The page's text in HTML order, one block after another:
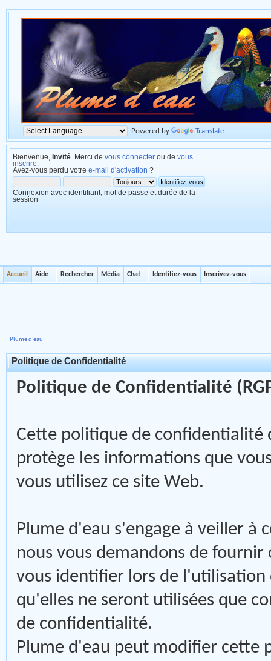
Powered by Translate
Bienvenue, Invité . Merci de vous connecter ou de vous
inscrire
Avez-vous perdu votre e-mail d'activation ?
Connexion avec identifiant, mot de passe et durée de la
session
Accueil Aide Rechercher Média Chat Identifiez-vous Inscrivez-vous
Plume d'eau
Politique de Confidentialité
Politique de Confidentialité
Cette politique de
protège les informations que
vous utilisez ce site Web.
Plume d'eau s'engage à veiller à
nous vous demandons de
vous identifier lors de l'utilisation
qu'elles ne seront utilisées que
de confidentialité.
Plume d'eau peut modifier cette